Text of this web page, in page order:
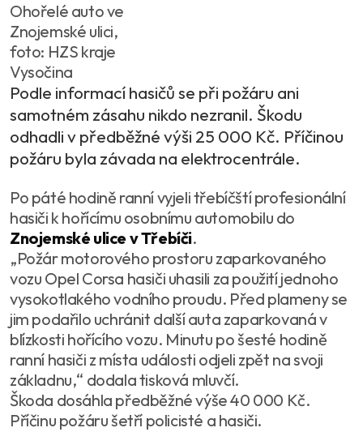
Ohořelé auto ve
Znojemské ulici,
foto: HZS kraje
Vysočina
Podle informací hasičů se při požáru ani
samotném zásahu nikdo nezranil. Škodu
odhadli v předběžné výši 25 000 Kč. Příčinou
požáru byla závada na elektrocentrále.
Po páté hodině ranní vyjeli třebíčští profesionální
hasiči k hořícímu osobnímu automobilu do
Znojemské ulice v Třebíči.
„Požár motorového prostoru zaparkovaného
vozu Opel Corsa hasiči uhasili za použití jednoho
vysokotlakého vodního proudu. Před plameny se
jim podařilo uchránit další auta zaparkovaná v
blízkosti hořícího vozu. Minutu po šesté hodině
ranní hasiči z místa události odjeli zpět na svoji
základnu,“ dodala tisková mluvčí.
Škoda dosáhla předběžné výše 40 000 Kč.
Příčinu požáru šetří policisté a hasiči.